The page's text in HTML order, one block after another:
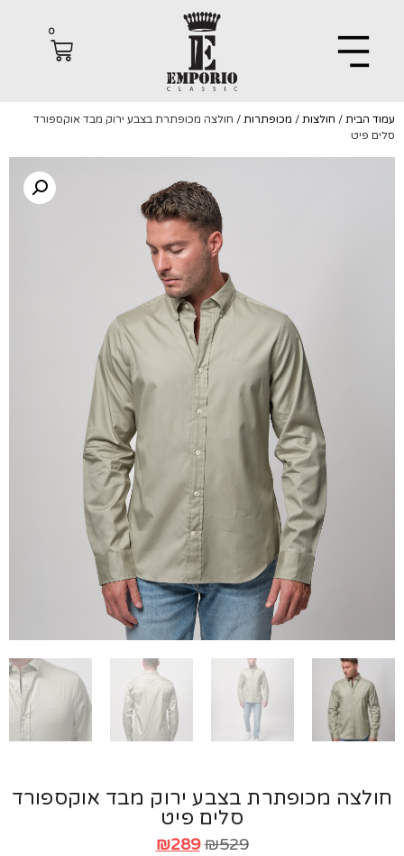
הבית/חולצות /מכופתרות/ חולצה מכופתרת בצבע ירוק מבד אוקספורד
פיט
מכופתרת בצבע ירוק מבד אוקספורד
סלים פיט
₪
₪289